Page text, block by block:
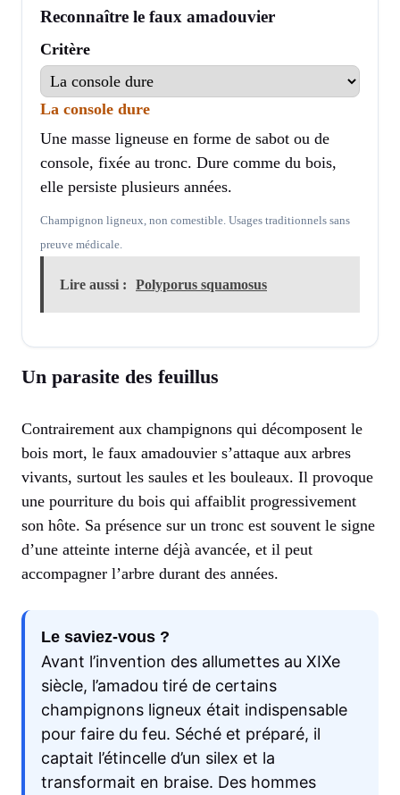
Reconnaître le faux amadouvier
Critère
La console dure
Une masse ligneuse en forme de sabot ou de
console, fixée au tronc. Dure comme du bois,
elle persiste plusieurs années.
Champignon ligneux, non comestible. Usages traditionnels sans
preuve médicale.
Lire aussi : Polyporus squamosus
Un parasite des feuillus
Contrairement aux champignons qui décomposent le
bois mort, le faux amadouvier s’attaque aux arbres
vivants, surtout les saules et les bouleaux. Il provoque
une pourriture du bois qui affaiblit progressivement
son hôte. Sa présence sur un tronc est souvent le signe
d’une atteinte interne déjà avancée, et il peut
accompagner l’arbre durant des années.
Le saviez-vous ?
Avant l’invention des allumettes au XIXe
siècle, l’amadou tiré de certains
champignons ligneux était indispensable
pour faire du feu. Séché et préparé, il
captait l’étincelle d’un silex et la
transformait en braise. Des hommes